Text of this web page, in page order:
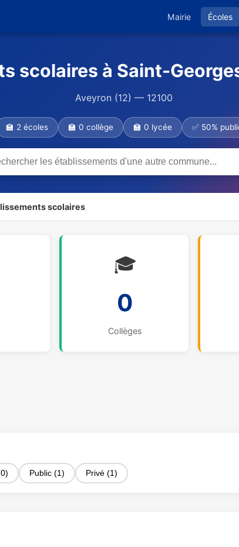
Mairie Écoles
scolaires à Saint-
Aveyron (12) — 12100
🏫 2 écoles 🏫 0 collège 🏫 0 lycée ✅ 50%
scolaires
🎓
0
Collèges
Public (1) Privé (1)